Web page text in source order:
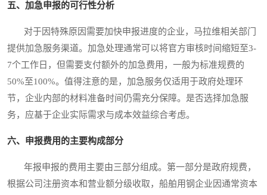
五、加急申报的可行性分析
对于因特殊原因需要加快申报进度的企业，马拉维相关部门
提供加急服务渠道。加急处理通常可以将官方审核时间缩短至3-
7个工作日，但需要支付额外的加急费用，一般为标准规费的
50%至100%。值得注意的是，加急服务仅适用于政府处理环
节，企业内部的材料准备时间仍需充分保障。是否选择加急服
务，应基于企业实际需求与成本效益综合考虑。
六、申报费用的主要构成部分
年报申报的费用主要由三部分组成。第一部分是政府规费，
根据公司注册资本和营业额分级收取，船舶用钢企业因通常资本